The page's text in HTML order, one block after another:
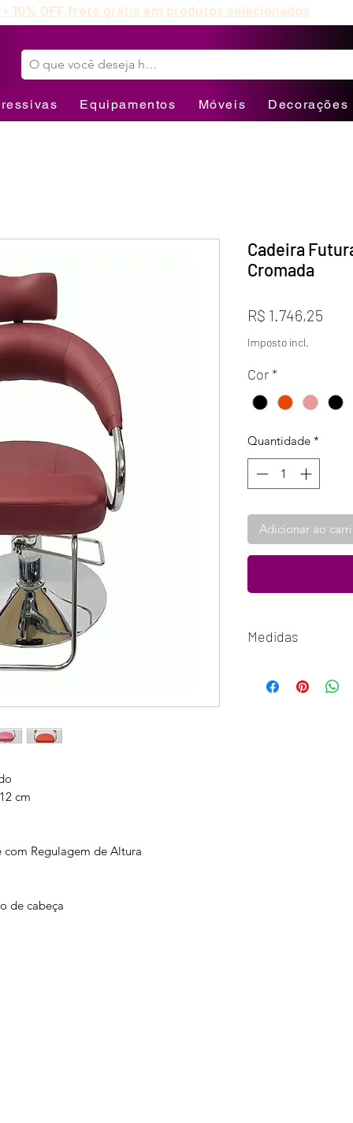
10% OFF,
Equipamentos Móveis Decorações
frete grátis em produtos selecionados
cm
com Regulagem de Altura
de cabeça
Cadeira
Cromada
R$ 1.746,25
Imposto incl.
Cor*
Quantidade *
Adicionar ao
Medidas
Altura Máxima da